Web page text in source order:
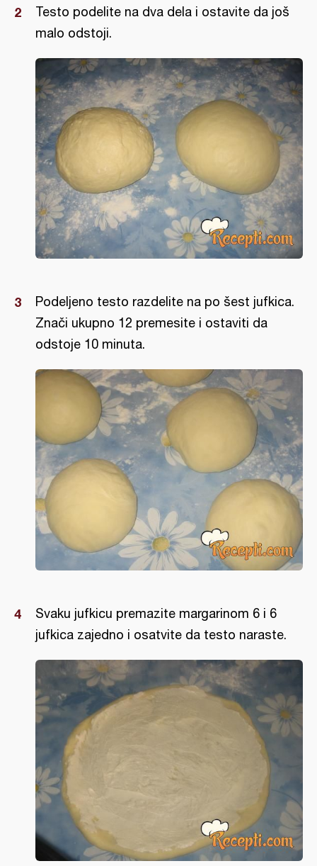
Testo podelite na dva dela i ostavite da još
malo odstoji.
Podeljeno testo razdelite na po šest jufkica.
Znači ukupno 12 premesite i ostaviti da
odstoje 10 minuta.
Svaku jufkicu premazite margarinom 6 i 6
jufkica zajedno i osatvite da testo naraste.